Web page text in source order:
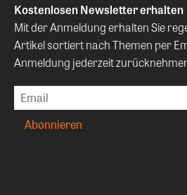
Kostenlosen Newsletter erhalten
Mit der Anmeldung erhalten Sie
Artikel sortiert nach Themen per
Anmeldung jederzeit